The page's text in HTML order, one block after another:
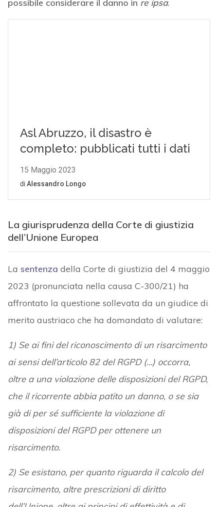
possibile considerare il danno in re ipsa.
La giurisprudenza della Corte di giustizia
dell’Unione Europea
La sentenza della Corte di giustizia del 4 maggio
2023 (pronunciata nella causa C-300/21) ha
affrontato la questione sollevata da un giudice di
merito austriaco che ha domandato di valutare:
1) Se ai fini del riconoscimento di un risarcimento
ai sensi dell’articolo 82 del RGPD (…) occorra,
oltre a una violazione delle disposizioni del RGPD,
che il ricorrente abbia patito un danno, o se sia
già di per sé sufficiente la violazione di
disposizioni del RGPD per ottenere un
risarcimento.
2) Se esistano, per quanto riguarda il calcolo del
risarcimento, altre prescrizioni di diritto